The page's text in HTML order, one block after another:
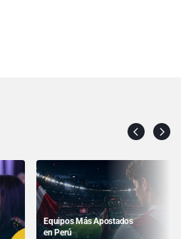
Equipos Más Apostados
en Perú